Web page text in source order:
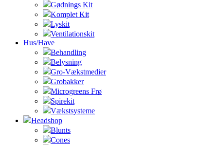
Gødnings Kit
Komplet Kit
Lyskit
Ventilationskit
Hus/Have
Behandling
Belysning
Gro-Vækstmedier
Grobakker
Microgreens Frø
Spirekit
Vækstsysteme
Headshop
Blunts
Cones